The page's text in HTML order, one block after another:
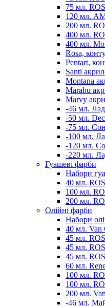
75 мл.
120 мл.
200 мл.
400 мл.
400 мл.
Rosa,
Pentart,
Santi
Montana
Marabu
Marvy
-46 мл.
-50 мл.
-75 мл.
-100 мл.
-120 мл.
-220 мл.
Гуашеві фарби
Набори
40 мл.
100 мл.
200 мл.
Олійні фарби
Набори
40 мл. Van
45 мл.
45 мл.
45 мл.
60 мл.
100 мл.
100 мл.
200 мл.
-46 мл.